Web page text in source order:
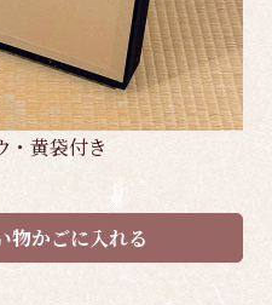
・黄袋付き
物かごに入れる